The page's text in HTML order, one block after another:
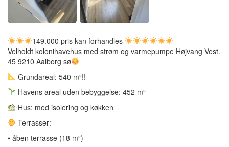
149.000 pris kan forhandles
Velholdt kolonihavehus med strøm og varmepumpe Højvang Vest.
45 9210 Aalborg sø
Grundareal: 540 m²!!
Havens areal uden bebyggelse: 452 m²
Hus: med isolering og køkken
Terrasser:
• åben terrasse (18 m²)